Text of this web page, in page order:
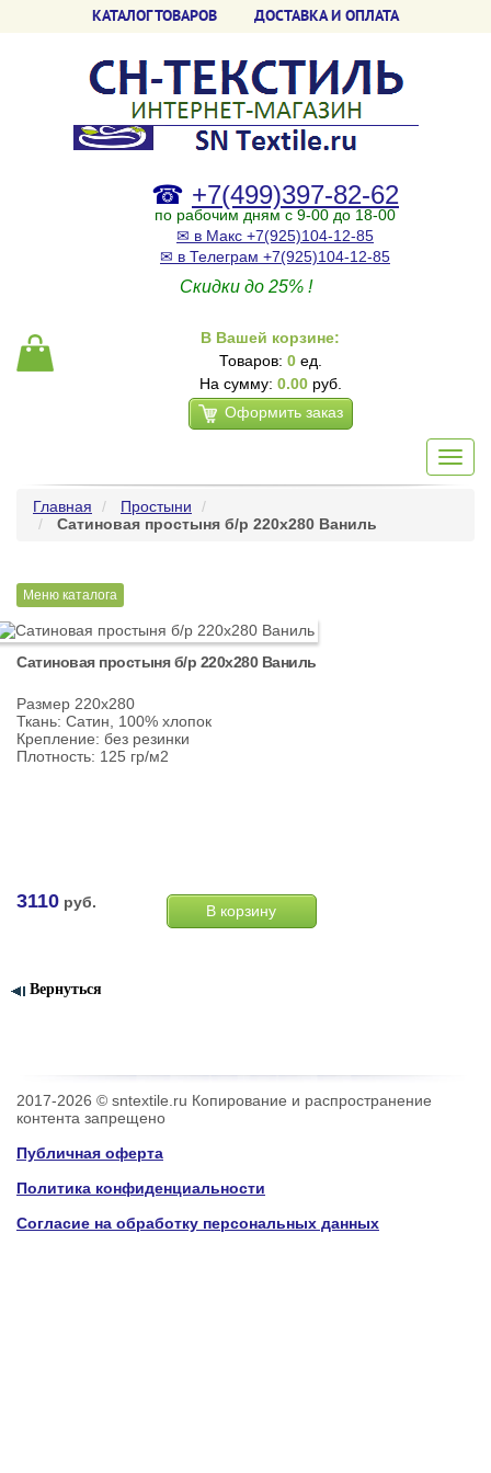
КАТАЛОГ ТОВАРОВ ДОСТАВКА И ОПЛАТА
☎ +7(499)397-82-62
по рабочим дням с 9-00 до 18-00
✉ в Макс +7(925)104-12-85
✉ в Телеграм +7(925)104-12-85
Скидки до 25% !
В Вашей корзине:
Товаров: 0ед.
На сумму: 0.00руб.
Оформить заказ
Главная
Простыни
Сатиновая простыня б/р 220х280 Ваниль
Меню каталога
Сатиновая простыня б/р 220х280 Ваниль
Размер 220х280
Ткань: Сатин, 100% хлопок
Крепление: без резинки
Плотность: 125 гр/м2
3110 руб.
Вернуться
2017-2026 © sntextile.ru Копирование и распространение
контента запрещено
Публичная оферта
Политика конфиденциальности
Согласие на обработку персональных данных